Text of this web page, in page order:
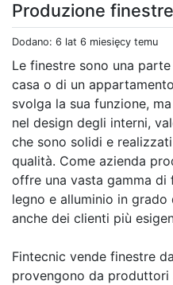
Produzione
Dodano: 6 lat 6 miesięcy temu
Le finestre sono una
casa o di un
svolga la sua funzione,
nel design degli interni,
che sono solidi e
qualità. Come azienda
offre una vasta gamma di
legno e alluminio in
anche dei clienti più
Fintecnic vende finestre
provengono da